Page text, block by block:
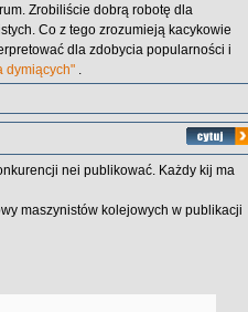
Zrobiliście dobrą robotę dla
Co z tego zrozumieją kacykowie
dla zdobycia popularności i
dymiących" .
nei publikować. Każdy kij ma
maszynistów kolejowych w publikacji